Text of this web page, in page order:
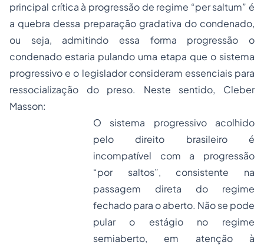
principal crítica à progressão de regime “per saltum” é
a quebra dessa preparação gradativa do condenado,
ou seja, admitindo essa forma progressão o
condenado estaria pulando uma etapa que o sistema
progressivo e o legislador consideram essenciais para
ressocialização do preso. Neste sentido, Cleber
Masson:
O sistema progressivo acolhido
pelo direito brasileiro é
incompatível com a progressão
“por saltos”, consistente na
passagem direta do regime
fechado para o aberto. Não se pode
pular o estágio no regime
semiaberto, em atenção à